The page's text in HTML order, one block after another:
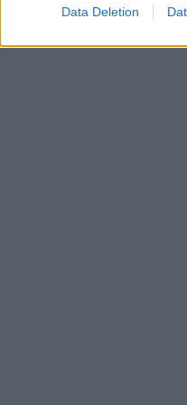
Data Deletion
hétvégi program